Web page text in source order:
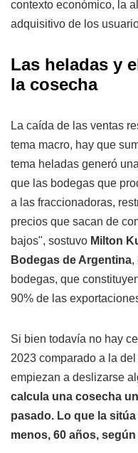
contexto económico, la
adquisitivo de los
Las heladas y
la cosecha
La caída de las ventas
tema macro, hay que
tema heladas generó
que las bodegas que
a las fraccionadoras,
precios que sacan de
bajos", sostuvo Milton
Bodegas de Argentina,
bodegas, que
90% de las
Si bien todavía no hay
2023 comparado a la
empiezan a deslizarse
calcula una cosecha
pasado. Lo que la
menos, 60 años,